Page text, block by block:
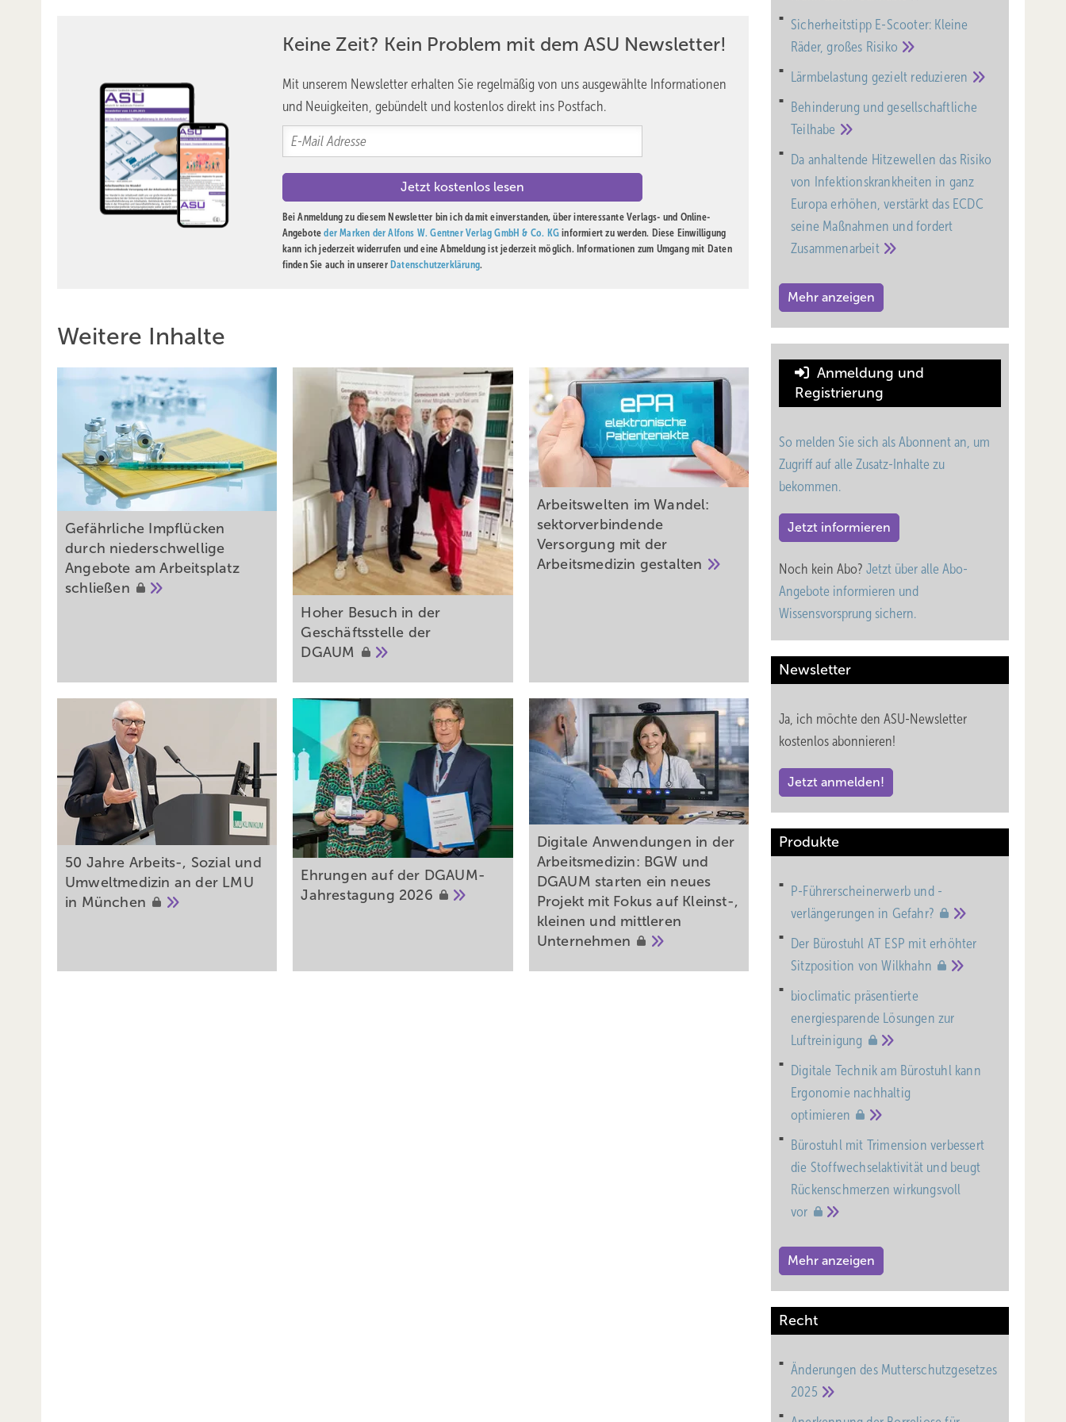
Keine Zeit? Kein Problem mit dem ASU Newsletter!
Mit unserem Newsletter erhalten Sie regelmäßig von uns ausgewählte Informationen
und Neuigkeiten, gebündelt und kostenlos direkt ins Postfach.
Bei Anmeldung zu diesem Newsletter bin ich damit einverstanden, über interessante Verlags- und Online-
Angeboteder Marken der Alfons W. Gentner Verlag GmbH & Co. KG informiert zu werden. Diese Einwilligung
kann ich jederzeit widerrufen und eine Abmeldung ist jederzeit möglich. Informationen zum Umgang mit Daten
finden Sie auch in unserer Datenschutzerklärung.
Weitere Inhalte
Gefährliche Impflücken
durch niederschwellige
Angebote am Arbeitsplatz
schließen
Hoher Besuch in der
Geschäftsstelle der
DGAUM
Arbeitswelten im Wandel:
sektorverbindende
Versorgung mit der
Arbeitsmedizin gestalten
50 Jahre Arbeits-, Sozial und
Umweltmedizin an der LMU
in München
Ehrungen auf der DGAUM-
Jahrestagung 2026
Digitale Anwendungen in der
Arbeitsmedizin: BGW und
DGAUM starten ein neues
Projekt mit Fokus auf Kleinst-,
kleinen und ­mittleren
Unternehmen
Sicherheitstipp E-Scooter: Kleine
Räder, großes Risiko
Lärmbelastung gezielt reduzieren
Behinderung und gesell­schaft­liche
Teil­habe
Da anhaltende Hitzewellen das Risiko
von Infektionskrankheiten in ganz
Europa erhöhen, verstärkt das ECDC
seine Maßnahmen und fordert
Zusammenarbeit
Mehr anzeigen
Anmeldung und
Registrierung
So melden Sie sich als Abonnent an, um
Zugriff auf alle Zusatz-Inhalte zu
bekommen.
Jetzt informieren
Noch kein Abo? Jetzt über alle Abo-
Angebote informieren und
Wissensvorsprung sichern.
Newsletter
Ja, ich möchte den ASU-Newsletter
kostenlos abonnieren!
Jetzt anmelden!
Produkte
P-Führerscheinerwerb und -
verlängerungen in Gefahr?
Der Bürostuhl AT ESP mit erhöhter
Sitzposition vonWilkhahn
bioclimatic präsentierte
energiesparende Lösungen zur
Luftreinigung
Digitale Technik am Bürostuhl kann
Ergonomie nachhaltig
optimieren
Bürostuhl mit Trimension verbessert
die Stoffwechselaktivität und beugt
Rückenschmerzen wirkungsvoll
vor
Mehr anzeigen
Recht
Änderungen des Mutterschutz­gesetzes
2025